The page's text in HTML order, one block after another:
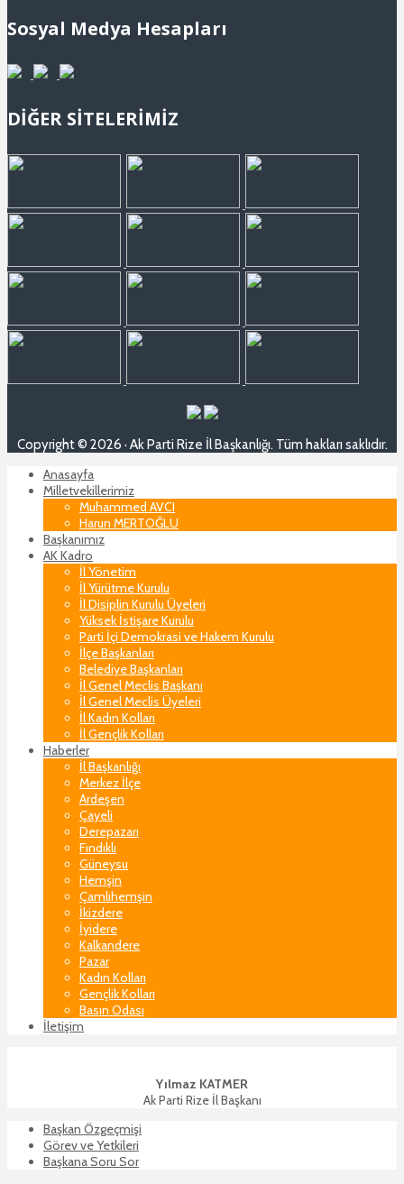
Sosyal Medya Hesapları
DİĞER SİTELERİMİZ
Copyright © 2026 · Ak Parti Rize İl Başkanlığı. Tüm hakları saklıdır.
Anasayfa
Milletvekillerimiz
Muhammed AVCI
Harun MERTOĞLU
Başkanımız
AK Kadro
İl Yönetim
İl Yürütme Kurulu
İl Disiplin Kurulu Üyeleri
Yüksek İstişare Kurulu
Parti İçi Demokrasi ve Hakem Kurulu
İlçe Başkanları
Belediye Başkanları
İl Genel Meclis Başkanı
İl Genel Meclis Üyeleri
İl Kadın Kolları
İl Gençlik Kolları
Haberler
İl Başkanlığı
Merkez İlçe
Ardeşen
Çayeli
Derepazarı
Fındıklı
Güneysu
Hemşin
Çamlıhemşin
İkizdere
İyidere
Kalkandere
Pazar
Kadın Kolları
Gençlik Kolları
Basın Odası
İletişim
Yılmaz KATMER
Ak Parti Rize İl Başkanı
Başkan Özgeçmişi
Görev ve Yetkileri
Başkana Soru Sor